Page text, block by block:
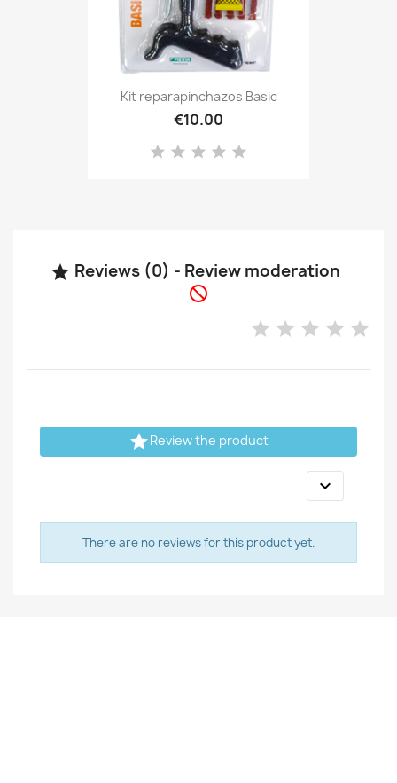
Kit reparapinchazos Basic
€10.00
 Reviews (0) - Review moderation

Review the product

There are no reviews for this product yet.